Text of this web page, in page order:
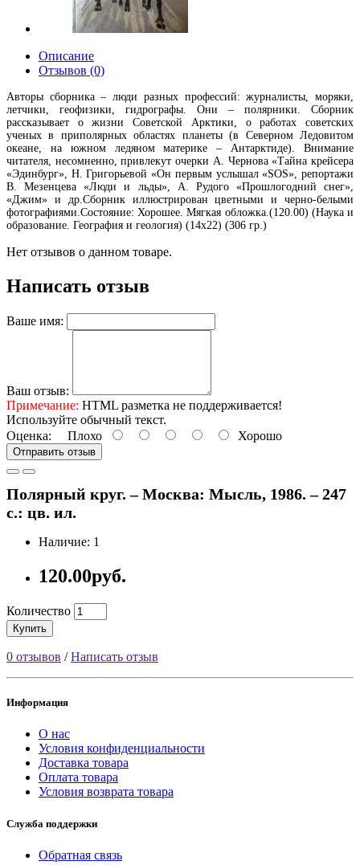
Описание
Отзывов (0)
Авторы сборника – люди разных профессий: журналисты, моряки,
летчики, геофизики, гидрографы. Они – полярники. Сборник
рассказывает о жизни Советской Арктики, о работах советских
ученых в приполярных областях планеты (в Северном Ледовитом
океане, на южном ледяном материке – Антарктиде). Внимание
читателя, несомненно, привлекут очерки А. Чернова «Тайна крейсера
«Эдинбург», Н. Григорьевой «Он первым услышал «SOS», репортажи
В. Мезенцева «Люди и льды», А. Рудого «Прошлогодний снег»,
«Джим» и др.Сборник иллюстрирован цветными и черно-белыми
фотографиями.Состояние: Хорошее. Мягкая обложка.(120.00) (Наука и
образование. География и геология) (14х22) (306 гр.)
Нет отзывов о данном товаре.
Написать отзыв
Ваше имя:
Ваш отзыв:
Примечание: HTML разметка не поддерживается!
Используйте обычный текст.
Оценка: Плохо Хорошо
Отправить отзыв
Полярный круг. – Москва: Мысль, 1986. – 247
с.: цв. ил.
Наличие: 1
120.00руб.
Количество
Купить
0 отзывов /Написать отзыв
Информация
О нас
Условия конфиденциальности
Доставка товара
Оплата товара
Условия возврата товара
Служба поддержки
Обратная связь